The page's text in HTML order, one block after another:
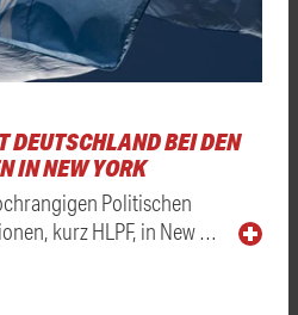
DEUTSCHLAND BEI DEN
IN NEW YORK
Politischen
kurz HLPF, in New …